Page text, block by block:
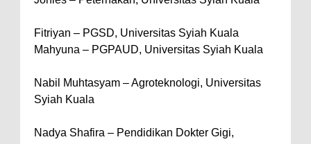
Fitriyan – PGSD, Universitas Syiah Kuala
Mahyuna – PGPAUD, Universitas Syiah Kuala
Nabil Muhtasyam – Agroteknologi, Universitas
Syiah Kuala
Nadya Shafira – Pendidikan Dokter Gigi,